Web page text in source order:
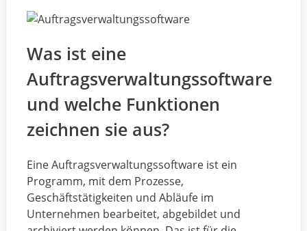
Was ist eine
Auftragsverwaltungssoftware
und welche Funktionen
zeichnen sie aus?
Eine Auftragsverwaltungssoftware ist ein
Programm, mit dem Prozesse,
Geschäftstätigkeiten und Abläufe im
Unternehmen bearbeitet, abgebildet und